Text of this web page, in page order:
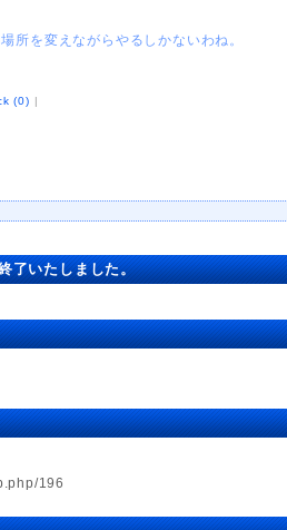
所を変えながらやるしかないわね。
(0) |
了いたしました。
196